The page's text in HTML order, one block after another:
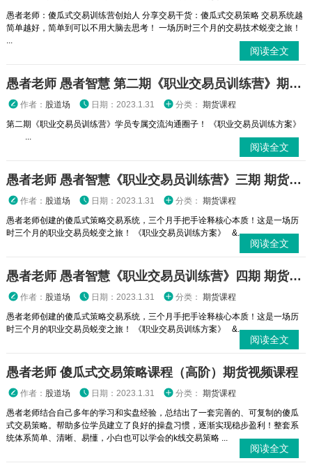
愚者老师：傻瓜式交易训练营创始人 分享交易干货：傻瓜式交易策略 交易系统越
简单越好，简单到可以不用大脑去思考！ 一场历时三个月的交易技术蜕变之旅！
...
阅读全文
愚者老师 愚者智慧 第二期《职业交易员训练营》期货视频课程
作者： 股道场 日期：2023.1.31 分类： 期货课程
第二期《职业交易员训练营》学员专属交流沟通圈子！ 《职业交易员训练方案》
...
阅读全文
愚者老师 愚者智慧《职业交易员训练营》三期 期货视频课程
作者： 股道场 日期：2023.1.31 分类： 期货课程
愚者老师创建的傻瓜式策略交易系统，三个月手把手诠释核心本质！这是一场历
时三个月的职业交易员蜕变之旅！ 《职业交易员训练方案》 &...
阅读全文
愚者老师 愚者智慧《职业交易员训练营》四期 期货视频课程
作者： 股道场 日期：2023.1.31 分类： 期货课程
愚者老师创建的傻瓜式策略交易系统，三个月手把手诠释核心本质！这是一场历
时三个月的职业交易员蜕变之旅！ 《职业交易员训练方案》 &...
阅读全文
愚者老师 傻瓜式交易策略课程（高阶）期货视频课程
作者： 股道场 日期：2023.1.31 分类： 期货课程
愚者老师结合自己多年的学习和实盘经验，总结出了一套完善的、可复制的傻瓜
式交易策略。帮助多位学员建立了良好的操盘习惯，逐渐实现稳步盈利！整套系
统体系简单、清晰、易懂，小白也可以学会的k线交易策略 ...
阅读全文